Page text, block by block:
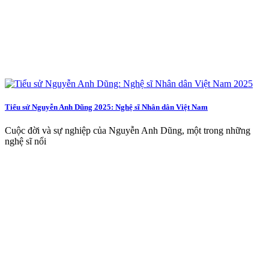
Tiểu sử Nguyễn Anh Dũng 2025: Nghệ sĩ Nhân dân Việt Nam
Cuộc đời và sự nghiệp của Nguyễn Anh Dũng, một trong những
nghệ sĩ nổi